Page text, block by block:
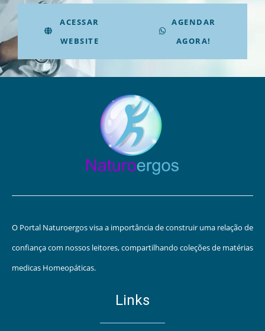
ACESSAR
WEBSITE
AGENDAR
AGORA!
O Portal Naturoergos visa a importância de construir uma relação de
confiança com nossos leitores, compartilhando coleções de matérias
medicas Homeopáticas.
Links